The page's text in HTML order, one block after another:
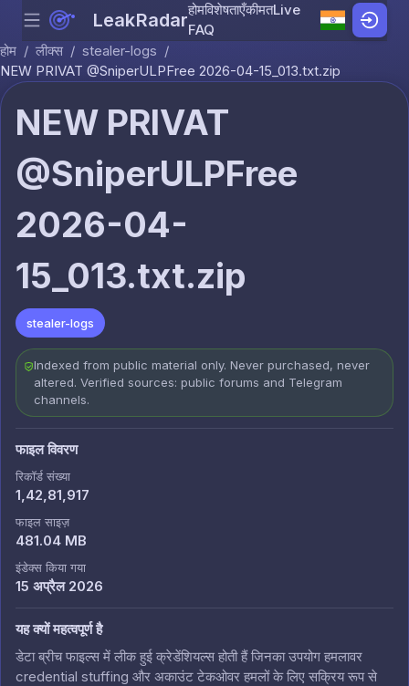
Skip to content
Menu LeakRadarहोमविशेषताएँकीमतLive
FAQ
होम / लीक्स / stealer-logs /
NEW PRIVAT @SniperULPFree 2026-04-15_013.txt.zip
NEW PRIVAT
@SniperULPFree
2026-04-
15_013.txt.zip
stealer-logs
Indexed from public material only. Never purchased, never
altered. Verified sources: public forums and Telegram
channels.
फाइल विवरण
रिकॉर्ड संख्या
1,42,81,917
फाइल साइज़
481.04 MB
इंडेक्स किया गया
15 अप्रैल 2026
यह क्यों महत्वपूर्ण है
डेटा ब्रीच फाइल्स में लीक हुई क्रेडेंशियल्स होती हैं जिनका उपयोग हमलावर
credential stuffing और अकाउंट टेकओवर हमलों के लिए सक्रिय रूप से